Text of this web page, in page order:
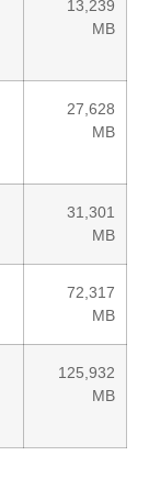
13,239
MB
27,628
MB
31,301
MB
72,317
MB
125,932
MB